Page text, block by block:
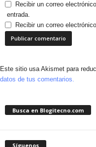
Recibir un correo
entrada.
Recibir un correo
Este sitio usa Akismet para
datos de tus comentarios.
Busca en Blogitecno.com
Síguenos